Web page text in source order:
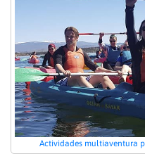
Actividades multiaventura